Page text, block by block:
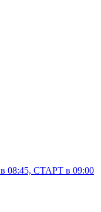
08:45, СТАРТ в 09:00